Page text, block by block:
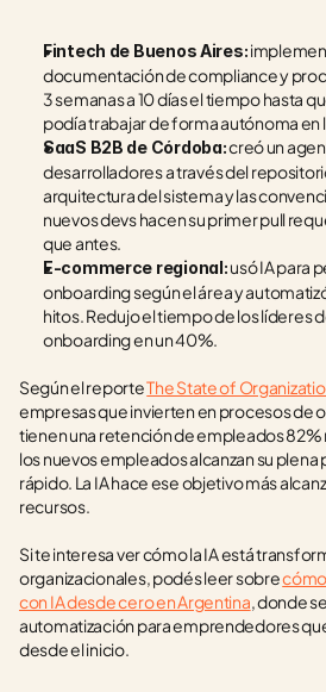
Fintech de Buenos Aires:
documentación de compliance y
3 semanas a 10 días el tiempo hasta
podía trabajar de forma autónoma en
SaaS B2B de Córdoba: creó un
desarrolladores a través del
arquitectura del sistema y las
nuevos devs hacen su primer pull
que antes.
E-commerce regional: usó IA para
onboarding según el área y
hitos. Redujo el tiempo de los líderes
onboarding en un 40%.
Según el reporte The State of
empresas que invierten en procesos de
tienen una retención de empleados 82%
los nuevos empleados alcanzan su
rápido. La IA hace ese objetivo más
recursos.
Si te interesa ver cómo la IA está
organizacionales, podés leer sobre
con IA desde cero en Argentina, donde
automatización para emprendedores
desde el inicio.